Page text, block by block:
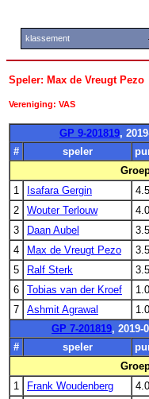
klassement
Speler: Max de Vreugt Pezo
Vereniging: VAS
GP 9-201819,
#
speler
1
Isafara Gergin
2
Wouter Terlouw
3
Daan Aubel
4
Max de Vreugt Pezo
5
Ralf Sterk
6
Tobias van der Kroef
7
Ashmit Agrawal
GP 7-201819, 2019-
#
speler
1
Frank Woudenberg